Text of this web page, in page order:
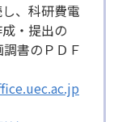
、科研費電
・提出の
書のＰＤＦ